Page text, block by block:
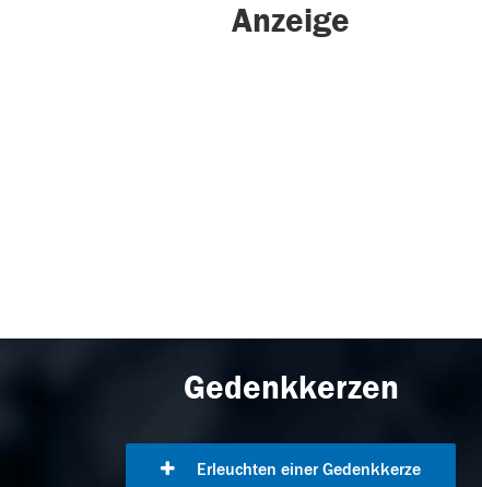
Anzeige
Gedenkkerzen
Erleuchten einer Gedenkkerze